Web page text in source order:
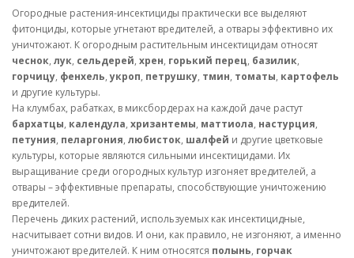
Огородные растения-инсектициды практически все выделяют
фитонциды, которые угнетают вредителей, а отвары эффективно их
уничтожают. К огородным растительным инсектицидам относят
чеснок, лук, сельдерей, хрен, горький перец, базилик,
горчицу, фенхель,укроп, петрушку, тмин, томаты, картофель
и другие культуры.
На клумбах, рабатках, в миксбордерах на каждой даче растут
бархатцы, календула, хризантемы, маттиола, настурция,
петуния, пеларгония, любисток, шалфей и другие цветковые
культуры, которые являются сильными инсектицидами. Их
выращивание среди огородных культур изгоняет вредителей, а
отвары – эффективные препараты, способствующие уничтожению
вредителей.
Перечень диких растений, используемых как инсектицидные,
насчитывает сотни видов. И они, как правило, не изгоняют, а именно
уничтожают вредителей. К ним относятся полынь, горчак